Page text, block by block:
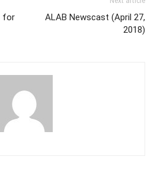
for
ALAB Newscast (April 27,
2018)